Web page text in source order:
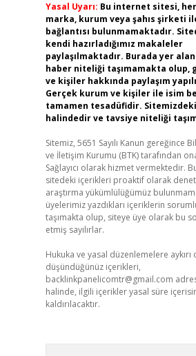
Yasal Uyarı: Bu internet sitesi,
marka, kurum veya şahıs şirketi
bağlantısı bulunmamaktadır.
kendi hazırladığımız makaleler
paylaşılmaktadır. Burada yer
haber niteliği taşımamakta olup,
ve kişiler hakkında paylaşım
Gerçek kurum ve kişiler ile isim
tamamen tesadüfidir.
halindedir ve tavsiye niteliği
Sitemiz, 5651 Sayılı Kanun gereğince
ve İletişim Kurumu (BTK) tarafından
Sağlayıcı olarak hizmet vermektedir.
sitedeki içerikleri proaktif olarak
araştırma yükümlülüğümüz
üyelerimiz yazdıkları içeriklerin
taşımakta olup, siteye üye olarak bu
etmiş sayılırlar.
Hukuka ve yasal düzenlemelere aykırı
düşündüğünüz içerikleri,
backlinkpanelicomtr@gmail.com
halinde, ilgili içerikler yasal süre
kaldırılacaktır.